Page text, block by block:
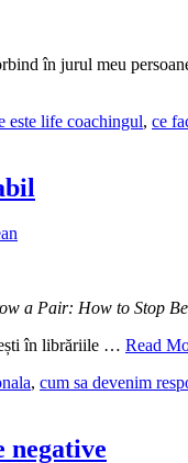
în jurul meu
este life coachingul, ce
a Pair: How to Stop
în librăriile … Read
, cum sa devenim
negative